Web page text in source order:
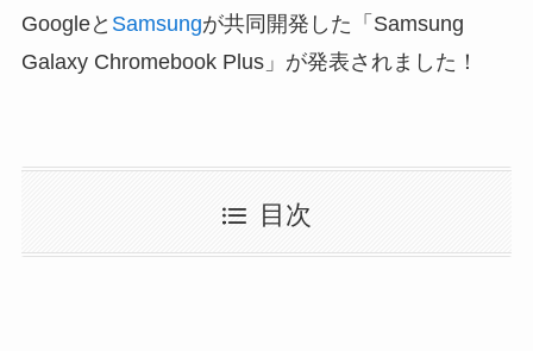
Googleと Samsungが共同開発した「 Samsung
Galaxy Chromebook Plus」が発表されました！
目次